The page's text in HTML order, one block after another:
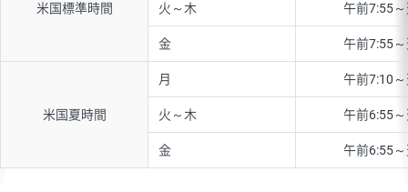
米国標準時間 火～木 午前7:55
金 午前7:55
米国夏時間
月 午前7:10
火～木 午前6:55
金 午前6:55